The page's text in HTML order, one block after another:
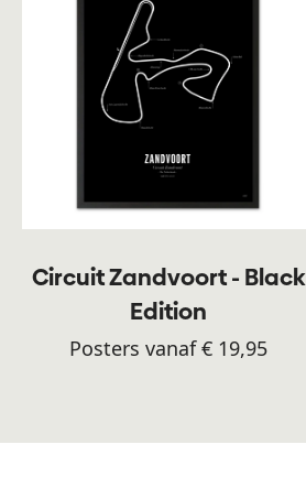
Circuit Zandvoort - Black
Edition
Posters vanaf € 19,95